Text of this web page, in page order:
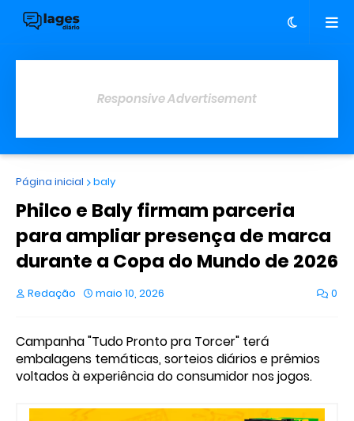
Responsive Advertisement
Página inicial baly
Philco e Baly firmam parceria
para ampliar presença de marca
durante a Copa do Mundo de 2026
Redação maio 10, 2026 0
Campanha "Tudo Pronto pra Torcer" terá
embalagens temáticas, sorteios diários e prêmios
voltados à experiência do consumidor nos jogos.